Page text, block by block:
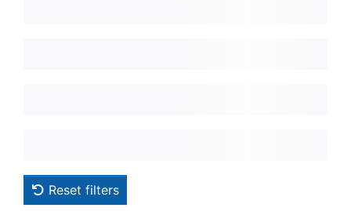
Reset filters